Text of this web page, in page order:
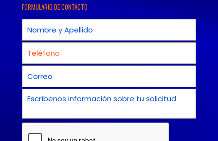
FORMULARIO DE CONTACTO